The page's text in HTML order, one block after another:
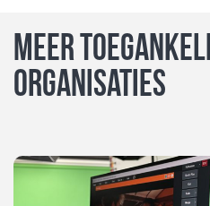
Meer
organisaties